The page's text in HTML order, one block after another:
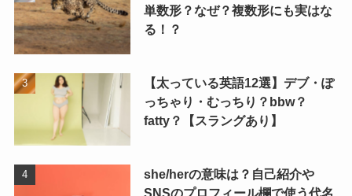
単数形？なぜ？複数形にも実はな
る！？
【太っている英語12選】デブ・ぽ
っちゃり・むっちり？bbw？
fatty？【スラングあり】
she/herの意味は？自己紹介や
SNSのプロフィール欄で使う代名